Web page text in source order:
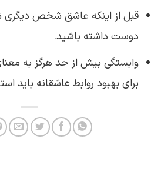
قبل از اینکه عاشق شخص دیگری
دوست داشته باشید.
وابستگی بیش از حد هرگز به
برای بهبود روابط عاشقانه باید